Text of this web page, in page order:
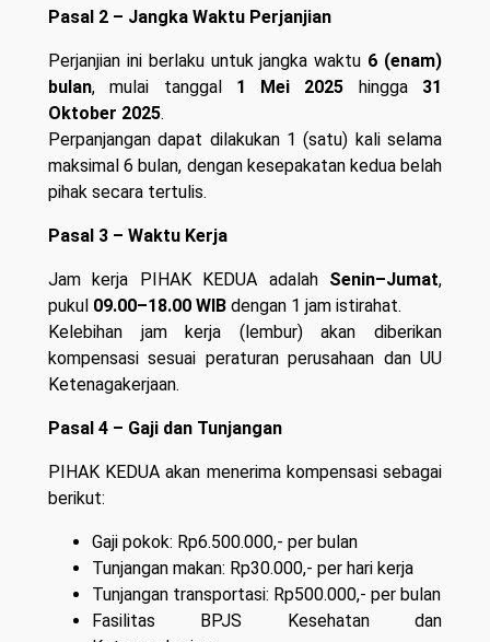
Pasal 2 – Jangka Waktu Perjanjian
Perjanjian ini berlaku untuk jangka waktu 6 (enam)
bulan, mulai tanggal 1 Mei 2025 hingga 31
Oktober 2025.
Perpanjangan dapat dilakukan 1 (satu) kali selama
maksimal 6 bulan, dengan kesepakatan kedua belah
pihak secara tertulis.
Pasal 3 – Waktu Kerja
Jam kerja PIHAK KEDUA adalah Senin–Jumat,
pukul 09.00–18.00 WIB dengan 1 jam istirahat.
Kelebihan jam kerja (lembur) akan diberikan
kompensasi sesuai peraturan perusahaan dan UU
Ketenagakerjaan.
Pasal 4 – Gaji dan Tunjangan
PIHAK KEDUA akan menerima kompensasi sebagai
berikut:
Gaji pokok: Rp6.500.000,- per bulan
Tunjangan makan: Rp30.000,- per hari kerja
Tunjangan transportasi: Rp500.000,- per bulan
Fasilitas BPJS Kesehatan dan